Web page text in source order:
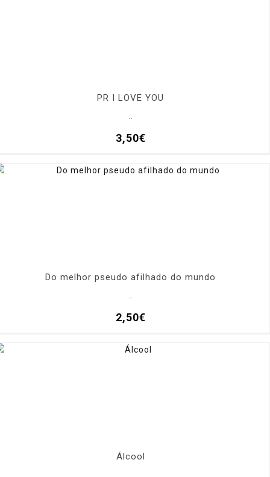
PR I LOVE YOU
3,50€
Do melhor pseudo afilhado do mundo
2,50€
Álcool